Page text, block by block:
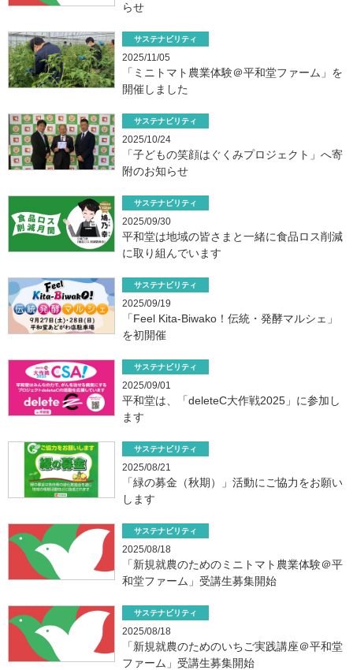
らせ
サステナビリティ
2025/11/05
「ミニトマト農業体験＠平和堂ファーム」を
開催しました
サステナビリティ
2025/10/24
「子どもの笑顔はぐくみプロジェクト」へ寄
附のお知らせ
サステナビリティ
2025/09/30
平和堂は地域の皆さまと一緒に食品ロス削減
に取り組んでいます
サステナビリティ
2025/09/19
「Feel Kita-Biwako！伝統・発酵マルシェ」
を初開催
サステナビリティ
2025/09/01
平和堂は、「deleteC大作戦2025」に参加し
ます
サステナビリティ
2025/08/21
「緑の募金（秋期）」活動にご協力をお願い
します
サステナビリティ
2025/08/18
「新規就農のためのミニトマト農業体験＠平
和堂ファーム」受講生募集開始
サステナビリティ
2025/08/18
「新規就農のためのいちご実践講座＠平和堂
ファーム」受講生募集開始